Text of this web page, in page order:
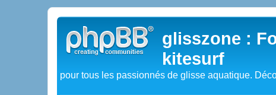
glisszone :
kitesurf
pour tous les passionnés de glisse aquatique.